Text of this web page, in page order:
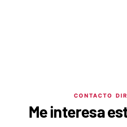
CONTACTO
Me interesa